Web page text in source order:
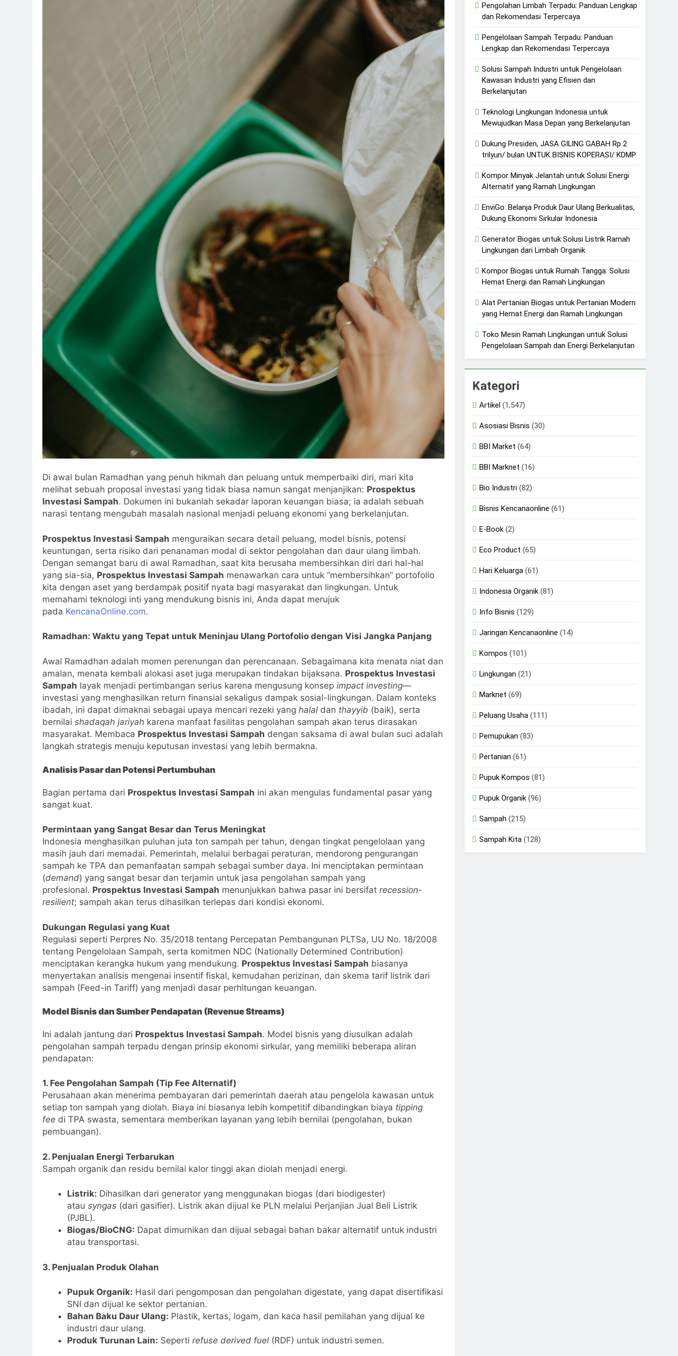
Di awal bulan Ramadhan yang penuh hikmah dan peluang untuk memperbaiki diri, mari kita
melihat sebuah proposal investasi yang tidak biasa namun sangat menjanjikan: Prospektus
Investasi Sampah. Dokumen ini bukanlah sekadar laporan keuangan biasa; ia adalah sebuah
narasi tentang mengubah masalah nasional menjadi peluang ekonomi yang berkelanjutan.
Prospektus Investasi Sampah menguraikan secara detail peluang, model bisnis, potensi
keuntungan, serta risiko dari penanaman modal di sektor pengolahan dan daur ulang limbah.
Dengan semangat baru di awal Ramadhan, saat kita berusaha membersihkan diri dari hal-hal
yang sia-sia, Prospektus Investasi Sampah menawarkan cara untuk “membersihkan” portofolio
kita dengan aset yang berdampak positif nyata bagi masyarakat dan lingkungan. Untuk
memahami teknologi inti yang mendukung bisnis ini, Anda dapat merujuk
pada KencanaOnline.com.
Ramadhan: Waktu yang Tepat untuk Meninjau Ulang Portofolio dengan Visi Jangka Panjang
Awal Ramadhan adalah momen perenungan dan perencanaan. Sebagaimana kita menata niat dan
amalan, menata kembali alokasi aset juga merupakan tindakan bijaksana. Prospektus Investasi
Sampah layak menjadi pertimbangan serius karena mengusung konsep impact investing—
investasi yang menghasilkan return finansial sekaligus dampak sosial-lingkungan. Dalam konteks
ibadah, ini dapat dimaknai sebagai upaya mencari rezeki yang halal dan thayyib (baik), serta
bernilai shadaqah jariyah karena manfaat fasilitas pengolahan sampah akan terus dirasakan
masyarakat. Membaca Prospektus Investasi Sampah dengan saksama di awal bulan suci adalah
langkah strategis menuju keputusan investasi yang lebih bermakna.
Analisis Pasar dan Potensi Pertumbuhan
Bagian pertama dari Prospektus Investasi Sampah ini akan mengulas fundamental pasar yang
sangat kuat.
Permintaan yang Sangat Besar dan Terus Meningkat
Indonesia menghasilkan puluhan juta ton sampah per tahun, dengan tingkat pengelolaan yang
masih jauh dari memadai. Pemerintah, melalui berbagai peraturan, mendorong pengurangan
sampah ke TPA dan pemanfaatan sampah sebagai sumber daya. Ini menciptakan permintaan
(demand) yang sangat besar dan terjamin untuk jasa pengolahan sampah yang
profesional. Prospektus Investasi Sampah menunjukkan bahwa pasar ini bersifat recession-
resilient; sampah akan terus dihasilkan terlepas dari kondisi ekonomi.
Dukungan Regulasi yang Kuat
Regulasi seperti Perpres No. 35/2018 tentang Percepatan Pembangunan PLTSa, UU No. 18/2008
tentang Pengelolaan Sampah, serta komitmen NDC (Nationally Determined Contribution)
menciptakan kerangka hukum yang mendukung. Prospektus Investasi Sampah biasanya
menyertakan analisis mengenai insentif fiskal, kemudahan perizinan, dan skema tarif listrik dari
sampah (Feed-in Tariff) yang menjadi dasar perhitungan keuangan.
Model Bisnis dan Sumber Pendapatan (Revenue Streams)
Ini adalah jantung dari Prospektus Investasi Sampah. Model bisnis yang diusulkan adalah
pengolahan sampah terpadu dengan prinsip ekonomi sirkular, yang memiliki beberapa aliran
pendapatan:
1. Fee Pengolahan Sampah (Tip Fee Alternatif)
Perusahaan akan menerima pembayaran dari pemerintah daerah atau pengelola kawasan untuk
setiap ton sampah yang diolah. Biaya ini biasanya lebih kompetitif dibandingkan biaya tipping
fee di TPA swasta, sementara memberikan layanan yang lebih bernilai (pengolahan, bukan
pembuangan).
2. Penjualan Energi Terbarukan
Sampah organik dan residu bernilai kalor tinggi akan diolah menjadi energi.
Listrik: Dihasilkan dari generator yang menggunakan biogas (dari biodigester)
atau syngas(dari gasifier). Listrik akan dijual ke PLN melalui Perjanjian Jual Beli Listrik
(PJBL).
Biogas/BioCNG: Dapat dimurnikan dan dijual sebagai bahan bakar alternatif untuk industri
atau transportasi.
3. Penjualan Produk Olahan
Pupuk Organik: Hasil dari pengomposan dan pengolahan digestate, yang dapat disertifikasi
SNI dan dijual ke sektor pertanian.
Bahan Baku Daur Ulang: Plastik, kertas, logam, dan kaca hasil pemilahan yang dijual ke
industri daur ulang.
Produk Turunan Lain: Seperti refuse derived fuel(RDF) untuk industri semen.
Pengolahan Limbah Terpadu: Panduan Lengkap
dan Rekomendasi Terpercaya
Pengelolaan Sampah Terpadu: Panduan
Lengkap dan Rekomendasi Terpercaya
Solusi Sampah Industri untuk Pengelolaan
Kawasan Industri yang Efisien dan
Berkelanjutan
Teknologi Lingkungan Indonesia untuk
Mewujudkan Masa Depan yang Berkelanjutan
Dukung Presiden, JASA GILING GABAH Rp 2
trilyun/ bulan UNTUK BISNIS KOPERASI/ KDMP
Kompor Minyak Jelantah untuk Solusi Energi
Alternatif yang Ramah Lingkungan
EnviGo: Belanja Produk Daur Ulang Berkualitas,
Dukung Ekonomi Sirkular Indonesia
Generator Biogas untuk Solusi Listrik Ramah
Lingkungan dari Limbah Organik
Kompor Biogas untuk Rumah Tangga: Solusi
Hemat Energi dan Ramah Lingkungan
Alat Pertanian Biogas untuk Pertanian Modern
yang Hemat Energi dan Ramah Lingkungan
Toko Mesin Ramah Lingkungan untuk Solusi
Pengelolaan Sampah dan Energi Berkelanjutan
Kategori
Artikel (1,547)
Asosiasi Bisnis (30)
BBI Market (64)
BBI Marknet (16)
Bio Industri (82)
Bisnis Kencanaonline (61)
E-Book (2)
Eco Product (65)
Hari Keluarga (61)
Indonesia Organik (81)
Info Bisnis (129)
Jaringan Kencanaonline (14)
Kompos (101)
Lingkungan (21)
Marknet (69)
Peluang Usaha (111)
Pemupukan (83)
Pertanian (61)
Pupuk Kompos (81)
Pupuk Organik (96)
Sampah (215)
Sampah Kita (128)